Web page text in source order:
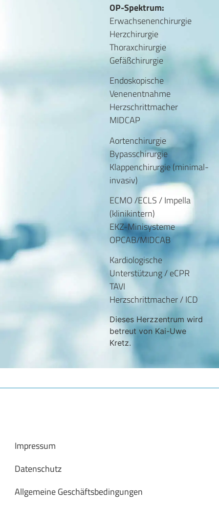
OP-Spektrum:
Erwachsenenchirurgie
Herzchirurgie
Thoraxchirurgie
Gefäßchirurgie
Endoskopische
Venenentnahme
Herzschrittmacher
MIDCAP
Aortenchirurgie
Bypasschirurgie
Klappenchirurgie (minimal-
invasiv)
ECMO /ECLS / Impella
(klinikintern)
EKZ-Minisysteme
OPCAB/MIDCAB
Kardiologische
Unterstützung / eCPR
TAVI
Herzschrittmacher / ICD
Dieses Herzzentrum wird
betreut von Kai-Uwe
Kretz.
Impressum
Datenschutz
Allgemeine Geschäftsbedingungen